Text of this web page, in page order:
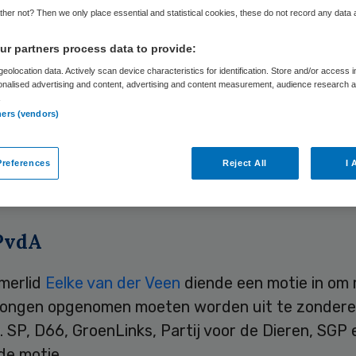
Skipr Redactie 8 juli 2010,12:00
voor Zorgverzekeringen (CVZ) en het
voor welke mensen de pgb-stop niet
wachtlijst voor het pgb is een feit, maar de
Eelke van der Veen diende een motie in om
opgenomen moeten worden uit te
D66, GroenLinks, Partij voor de Dieren, SGP
not? Then we only place essential and statistical cookies, these do not record any data
partners process data to provide:
data. Actively scan device characteristics for identification. Store and/or access
advertising and content, advertising and content measurement, audience research
(vendors)
Reject All I